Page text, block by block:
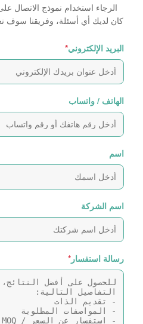
الرجاء استخدام نموذج الاتصال
كان لديك أي أسئلة، وفريقنا
البريد الإلكتروني*
الهاتف / واتساب
اسم
اسم الشركة
رسالة استفسار *